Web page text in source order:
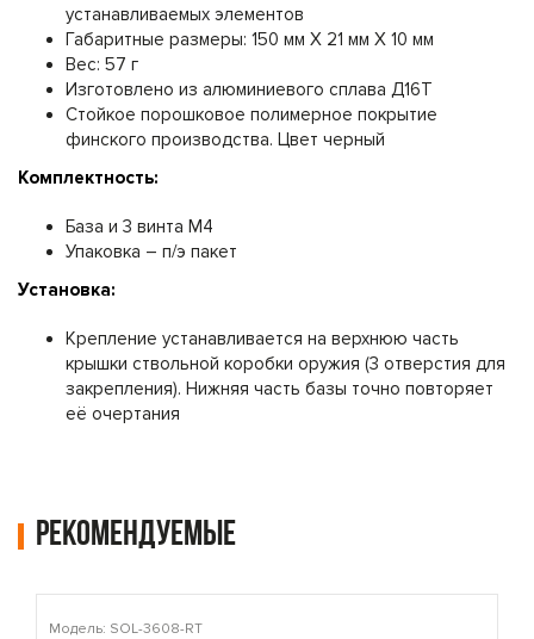
устанавливаемых элементов
Габаритные размеры: 150 мм Х 21 мм Х 10 мм
Вес: 57 г
Изготовлено из алюминиевого сплава Д16Т
Стойкое порошковое полимерное покрытие
финского производства. Цвет черный
Комплектность:
База и 3 винта М4
Упаковка – п/э пакет
Установка:
Крепление устанавливается на верхнюю часть
крышки ствольной коробки оружия (3 отверстия для
закрепления). Нижняя часть базы точно повторяет
её очертания
Рекомендуемые
Модель: SOL-3608-RT